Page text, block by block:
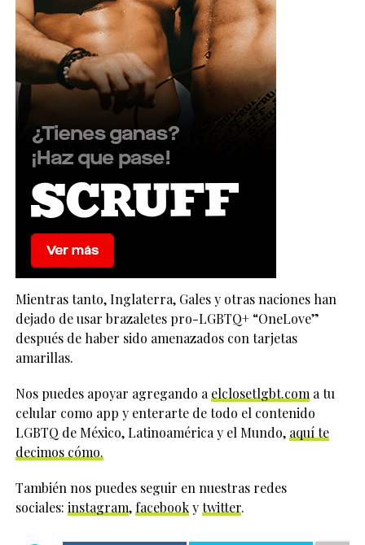
Mientras tanto, Inglaterra, Gales y otras naciones han
dejado de usar brazaletes pro-LGBTQ+ “OneLove”
después de haber sido amenazados con tarjetas
amarillas.
Nos puedes apoyar agregando a elclosetlgbt.com a tu
celular como app y enterarte de todo el contenido
LGBTQ de México, Latinoamérica y el Mundo, aquí te
decimos cómo.
También nos puedes seguir en nuestras redes
sociales: instagram, facebookytwitter.